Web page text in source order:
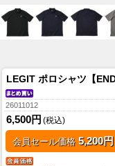
LEGIT ポロシャツ【
26011012
6,500円 (税込)
会員セール価格 5,200円